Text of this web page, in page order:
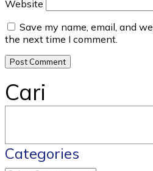
Website
Save my name, email, and
the next time I comment.
Cari
Categories